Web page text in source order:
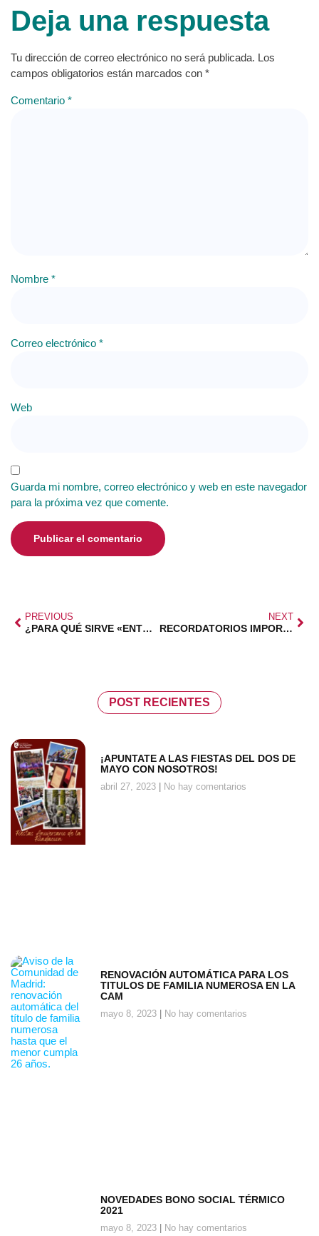
Deja una respuesta
Tu dirección de correo electrónico no será publicada. Los
campos obligatorios están marcados con *
Comentario *
Nombre *
Correo electrónico *
Web
Guarda mi nombre, correo electrónico y web en este navegador
para la próxima vez que comente.
PREVIOUS
¿PARA QUÉ SIRVE «ENTRE NOSOTROS»?
NEXT
RECORDATORIOS IMPORTANTES SOBRE EL TÍTULO DE FAMILIA NUMEROSA
POST RECIENTES
¡APUNTATE A LAS FIESTAS DEL DOS DE
MAYO CON NOSOTROS!
abril 27, 2023 No hay comentarios
RENOVACIÓN AUTOMÁTICA PARA LOS
TITULOS DE FAMILIA NUMEROSA EN LA
CAM
mayo 8, 2023 No hay comentarios
NOVEDADES BONO SOCIAL TÉRMICO
2021
mayo 8, 2023 No hay comentarios